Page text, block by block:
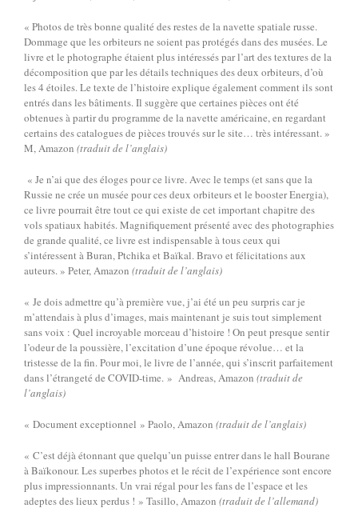
« Photos de très bonne qualité des restes de la navette spatiale russe.
Dommage que les orbiteurs ne soient pas protégés dans des musées. Le
livre et le photographe étaient plus intéressés par l’art des textures de la
décomposition que par les détails techniques des deux orbiteurs, d’où
les 4 étoiles. Le texte de l’histoire explique également comment ils sont
entrés dans les bâtiments. Il suggère que certaines pièces ont été
obtenues à partir du programme de la navette américaine, en regardant
certains des catalogues de pièces trouvés sur le site… très intéressant. »
M, Amazon (traduit de l’anglais)
« Je n’ai que des éloges pour ce livre. Avec le temps (et sans que la
Russie ne crée un musée pour ces deux orbiteurs et le booster Energia),
ce livre pourrait être tout ce qui existe de cet important chapitre des
vols spatiaux habités. Magnifiquement présenté avec des photographies
de grande qualité, ce livre est indispensable à tous ceux qui
s’intéressent à Buran, Ptchika et Baïkal. Bravo et félicitations aux
auteurs. » Peter, Amazon (traduit de l’anglais)
« Je dois admettre qu’à première vue, j’ai été un peu surpris car je
m’attendais à plus d’images, mais maintenant je suis tout simplement
sans voix : Quel incroyable morceau d’histoire ! On peut presque sentir
l’odeur de la poussière, l’excitation d’une époque révolue… et la
tristesse de la fin. Pour moi, le livre de l’année, qui s’inscrit parfaitement
dans l’étrangeté de COVID-time. » Andreas, Amazon (traduit de
l’anglais)
« Document exceptionnel » Paolo, Amazon (traduit de l’anglais)
« C’est déjà étonnant que quelqu’un puisse entrer dans le hall Bourane
à Baïkonour. Les superbes photos et le récit de l’expérience sont encore
plus impressionnants. Un vrai régal pour les fans de l’espace et les
adeptes des lieux perdus ! » Tasillo, Amazon (traduit de l’allemand)